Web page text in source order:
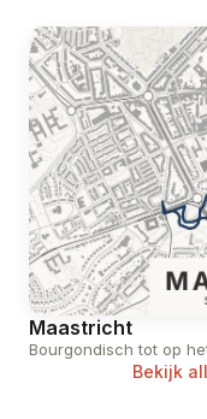
Maastricht
Bourgondisch tot op
Bekijk